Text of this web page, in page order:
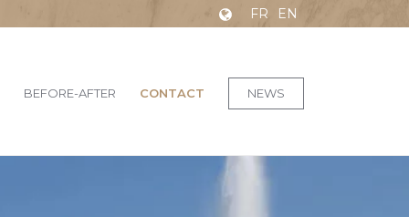
FR EN
BEFORE-AFTER CONTACT NEWS